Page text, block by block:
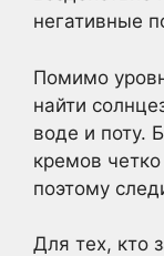
негативные
Помимо
найти
воде и поту.
кремов
поэтому
Для тех, кто